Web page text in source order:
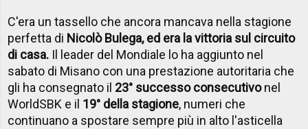
C'era un tassello che ancora mancava nella stagione
perfetta di Nicolò Bulega, ed era la vittoria sul circuito
di casa. Il leader del Mondiale lo ha aggiunto nel
sabato di Misano con una prestazione autoritaria che
gli ha consegnato il 23° successo consecutivonel
WorldSBK e il 19° della stagione, numeri che
continuano a spostare sempre più in alto l'asticella